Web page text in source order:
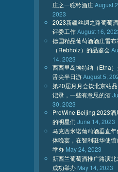
庄之一驼铃酒庄August
2023
2023新疆丝绸之路葡萄
评委工作August 16,
德国精品葡萄酒酒庄雷布
（Rebholz）的品鉴会
14, 2023
西西里岛埃特纳（Etna
舌尖半日游August 5,
第20届月月会饮北京站
记录，一些有意思的酒
30, 2023
ProWine Beijing 2023酒
的明星们 June 14, 2023
马克西米诺葡萄酒垂直年
体晚宴，在智利驻华使馆
举办 May 24, 2023
新西兰葡萄酒推广路演北
成功举办 May 14, 2023